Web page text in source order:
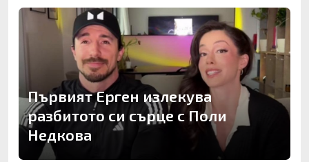
Първият Ерген излекува
разбитото си сърце с Поли
Недкова